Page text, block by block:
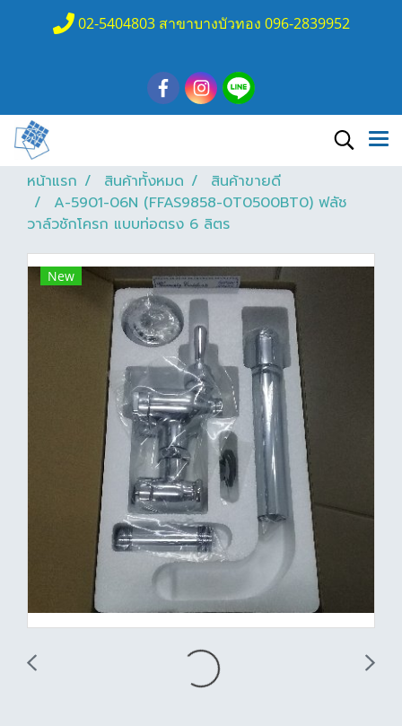
02-5404803 สาขาบางบัวทอง 096-2839952
หน้าแรก สินค้าทั้งหมด
สินค้าขายดี
A-5901-06N (FFAS9858-0T0500BT0) ฟลัช
วาล์วชักโครก แบบท่อตรง 6 ลิตร
New